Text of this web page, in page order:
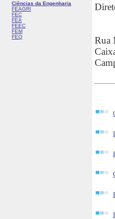
Ciências da Engenharia
FEAGRI
FEC
FEA
FEEC
FEM
FEQ
Rua